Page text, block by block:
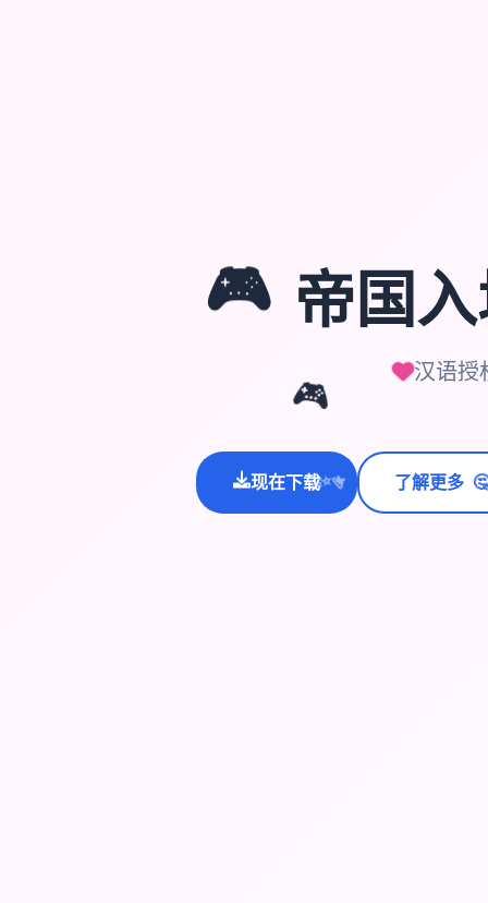
🎮
🎮 帝国
汉语授
现在下载
✨⭐💫 了解更多